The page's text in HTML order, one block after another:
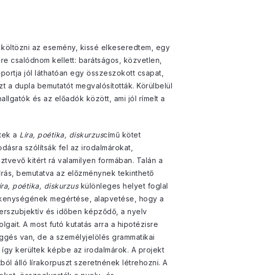
az esemény, kissé elkeseredtem, egy
csalódnom kellett: barátságos, közvetlen,
jól láthatóan egy összeszokott csapat,
a dupla bemutatót megvalósították. Körülbelül
és az előadók között, ami jól rímelt a
a Líra, poétika, diskurzuscímű kötet
szólítsák fel az irodalmárokat,
kitért rá valamilyen formában. Talán a
bemutatva az előzménynek tekinthető
poétika, diskurzuskülönleges helyet foglal
megértése, alapvetése, hogy a
és időben képződő, a nyelv
A most futó kutatás arra a hipotézisre
van, de a személyjelölés grammatikai
kerültek képbe az irodalmárok. A projekt
álló lírakorpuszt szeretnének létrehozni. A